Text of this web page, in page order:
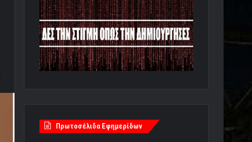
Πρωτοσέλιδα Εφημερίδων